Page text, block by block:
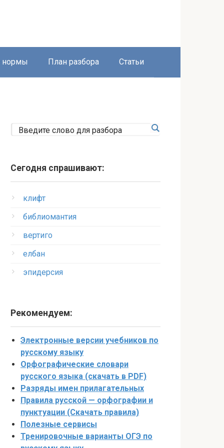
нормы План разбора Статьи
Сегодня спрашивают:
клифт
библиомантия
вертиго
елбан
эпидерсия
Рекомендуем:
Электронные версии учебников по
русскому языку
Орфографические словари
русского языка (скачать в PDF)
Разряды имен прилагательных
Правила русской — орфографии и
пунктуации (Скачать правила)
Полезные сервисы
Тренировочные варианты ОГЭ по